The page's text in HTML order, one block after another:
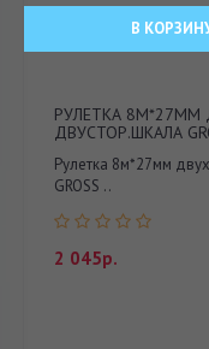
В
РУЛЕТКА 8М*27ММ
ДВУСТОР.ШКАЛА
Рулетка 8м*27мм
GROSS ..
2 045р.